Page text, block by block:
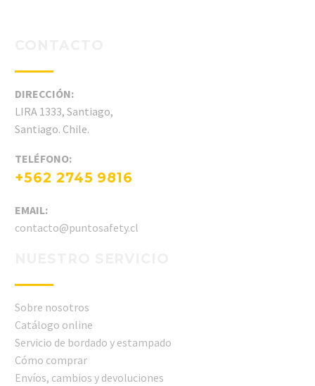
DIRECCIÓN:
LIRA 1333, Santiago,
Santiago. Chile.
TELÉFONO:
+562 2745 9816
EMAIL:
contacto@puntosafety.cl
Sobre nosotros
Catálogo online
Servicio de bordado y estampado
Cómo comprar
Envíos, cambios y devoluciones